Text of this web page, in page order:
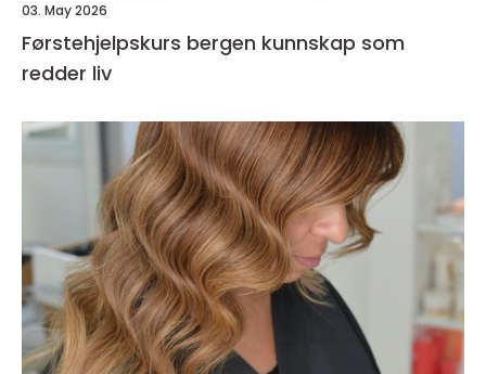
03. May 2026
Førstehjelpskurs bergen kunnskap som
redder liv